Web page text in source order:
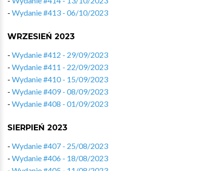
- Wydanie #413 - 06/10/2023
WRZESIEŃ 2023
- Wydanie #412 - 29/09/2023
- Wydanie #411 - 22/09/2023
- Wydanie #410 - 15/09/2023
- Wydanie #409 - 08/09/2023
- Wydanie #408 - 01/09/2023
SIERPIEŃ 2023
- Wydanie #407 - 25/08/2023
- Wydanie #406 - 18/08/2023